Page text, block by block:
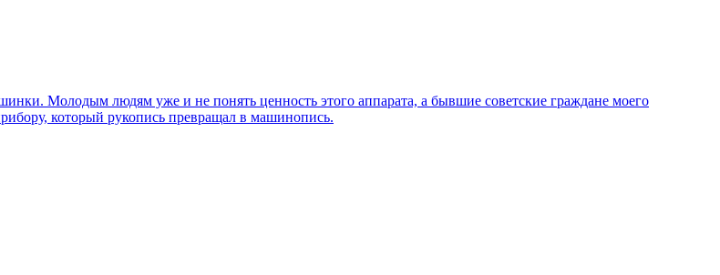
Молодым людям уже и не понять ценность этого аппарата, а бывшие советские граждане моего
который рукопись превращал в машинопись.